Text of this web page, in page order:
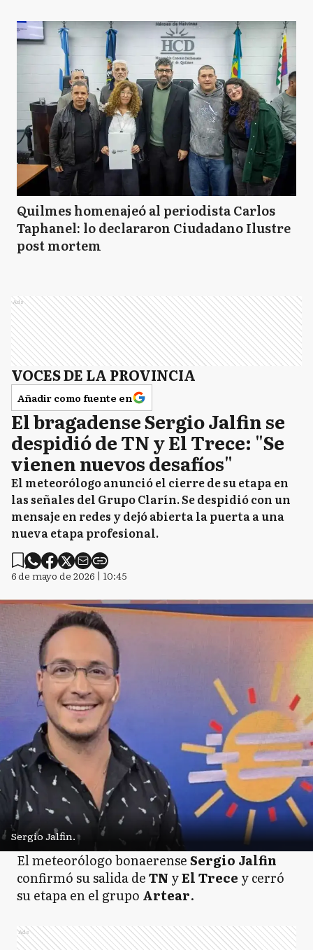
Quilmes homenajeó al periodista Carlos
Taphanel: lo declararon Ciudadano Ilustre
post mortem
Ads
VOCES DE LA PROVINCIA
Añadir como fuente en
El bragadense Sergio Jalfin se
despidió de TN y El Trece: "Se
vienen nuevos desafíos"
El meteorólogo anunció el cierre de su etapa en
las señales del Grupo Clarín. Se despidió con un
mensaje en redes y dejó abierta la puerta a una
nueva etapa profesional.
6 de mayo de 2026 | 10:45
Sergio Jalfin.
El meteorólogo bonaerenseSergio Jalfin
confirmó su salida deTN yEl Trece y cerró
su etapa en el grupo Artear.
Ads